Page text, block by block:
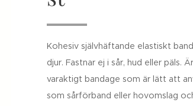
Kohesiv självhäftande elastiskt
djur. Fastnar ej i sår, hud eller päls.
varaktigt bandage som är lätt att
som sårförband eller hovomslag